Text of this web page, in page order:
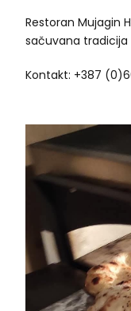
Restoran Mujagin
sačuvana
Kontakt: +387